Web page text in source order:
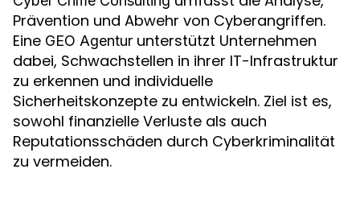
Prävention und Abwehr von Cyberangriffen.
Eine GEO Agentur unterstützt Unternehmen
dabei, Schwachstellen in ihrer IT-Infrastruktur
zu erkennen und individuelle
Sicherheitskonzepte zu entwickeln. Ziel ist es,
sowohl finanzielle Verluste als auch
Reputationsschäden durch Cyberkriminalität
zu vermeiden.